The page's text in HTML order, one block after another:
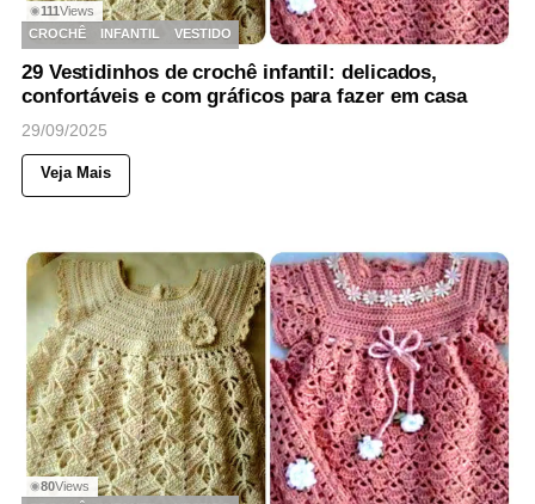
◉111Views
CROCHÊ
INFANTIL VESTIDO
29 Vestidinhos de crochê infantil: delicados,
confortáveis e com gráficos para fazer em casa
29/09/2025
Veja Mais
◉80Views